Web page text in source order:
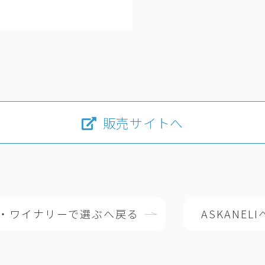
販売サイトへ
ワイナリーで選ぶへ戻る ASKANELI